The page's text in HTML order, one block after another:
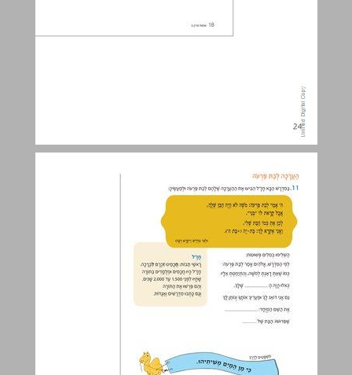
פרק ב (יא-כה) ... 26